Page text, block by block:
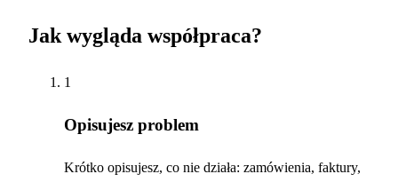
Jak wygląda współpraca?
1
Opisujesz problem
Krótko opisujesz, co nie działa: zamówienia, faktury,